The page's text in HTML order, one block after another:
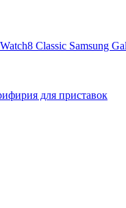
Classic Samsung
для приставок